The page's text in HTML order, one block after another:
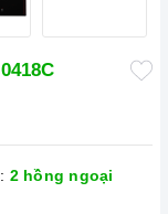
2 hồng ngoại